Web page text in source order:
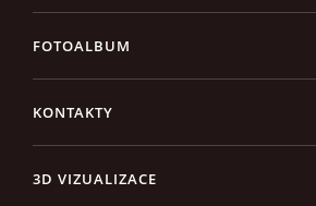
FOTOALBUM
KONTAKTY
3D VIZUALIZACE